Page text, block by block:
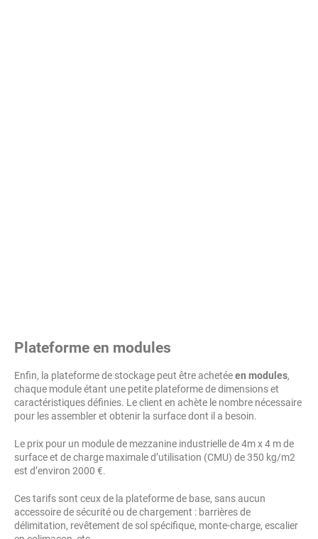
Plateforme en modules
Enfin, la plateforme de stockage peut être achetéeen modules,
chaque module étant une petite plateforme de dimensions et
caractéristiques définies. Le client en achète le nombre nécessaire
pour les assembler et obtenir la surface dont il a besoin.
Le prix pour un module de mezzanine industrielle de 4m x 4 m de
surface et de charge maximale d’utilisation (CMU) de 350 kg/m2
est d’environ 2000 €.
Ces tarifs sont ceux de la plateforme de base, sans aucun
accessoire de sécurité ou de chargement : barrières de
délimitation, revêtement de sol spécifique, monte-charge, escalier